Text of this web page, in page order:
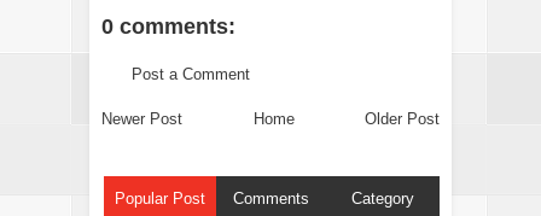
0 comments:
Post a Comment
Newer Post Older Post
Home
Popular Post Comments Category